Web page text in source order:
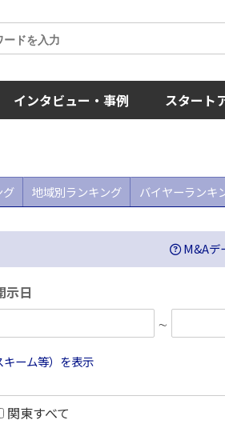
インタビュー・事例 スタート
グ 地域別ランキング バイヤーランキ
M&Aデ
示日
∼
ーム等）を表示
関東すべて